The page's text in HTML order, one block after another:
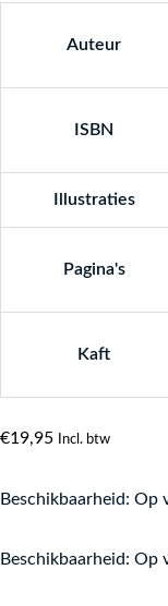
Auteur
ISBN
Illustraties
Pagina's
Kaft
€19,95 Incl. btw
Beschikbaarheid: Op
Beschikbaarheid: Op
potayemna-